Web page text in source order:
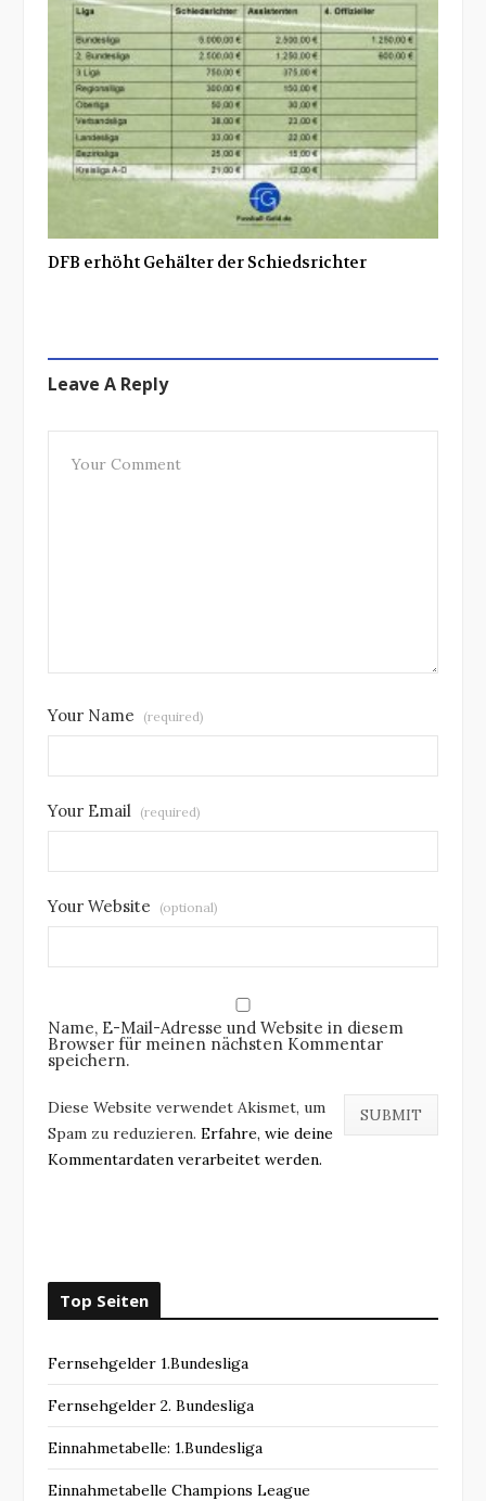
DFB erhöht Gehälter der Schiedsrichter
Leave A Reply
Your Name (required)
Your Email (required)
Your Website (optional)
Name, E-Mail-Adresse und Website in diesem
Browser für meinen nächsten Kommentar
speichern.
Diese Website verwendet Akismet, um
Spam zu reduzieren. Erfahre, wie deine
Kommentardaten verarbeitet werden.
Top Seiten
Fernsehgelder 1.Bundesliga
Fernsehgelder 2. Bundesliga
Einnahmetabelle: 1.Bundesliga
Einnahmetabelle Champions League